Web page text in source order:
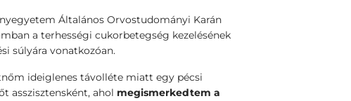
Általános Orvostudományi Karán
a terhességi cukorbetegség kezelésének
súlyára vonatkozóan.
ideiglenes távolléte miatt egy pécsi
asszisztensként, ahol megismerkedtem a